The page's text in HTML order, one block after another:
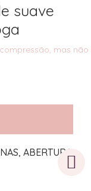
suave
mas não
ABERTURA